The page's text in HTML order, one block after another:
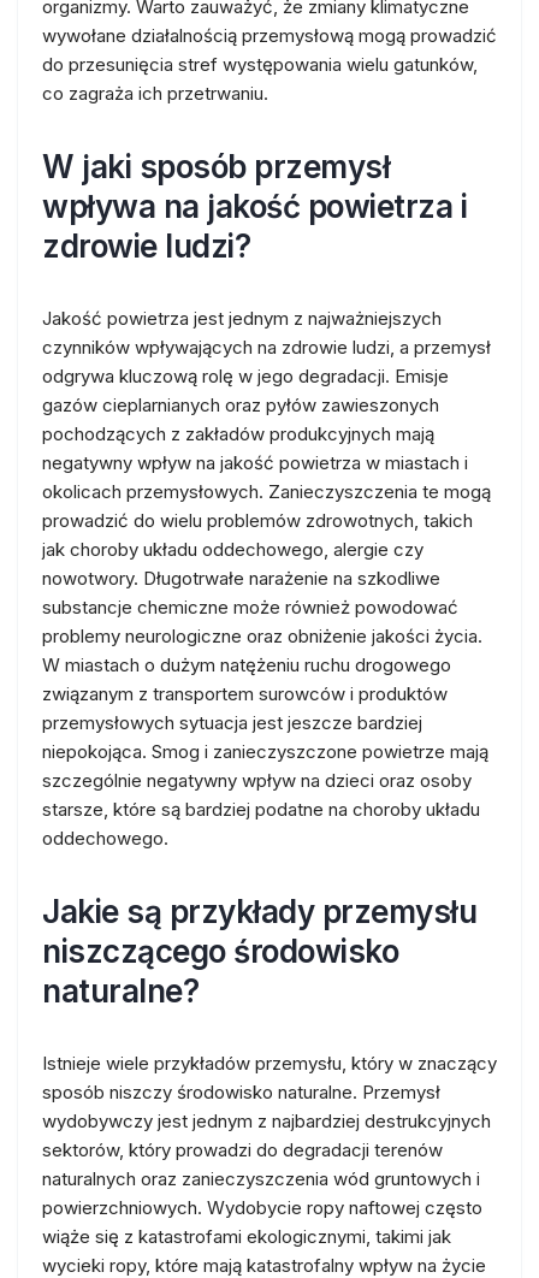
organizmy. Warto zauważyć, że zmiany klimatyczne
wywołane działalnością przemysłową mogą prowadzić
do przesunięcia stref występowania wielu gatunków,
co zagraża ich przetrwaniu.
W jaki sposób przemysł
wpływa na jakość powietrza i
zdrowie ludzi?
Jakość powietrza jest jednym z najważniejszych
czynników wpływających na zdrowie ludzi, a przemysł
odgrywa kluczową rolę w jego degradacji. Emisje
gazów cieplarnianych oraz pyłów zawieszonych
pochodzących z zakładów produkcyjnych mają
negatywny wpływ na jakość powietrza w miastach i
okolicach przemysłowych. Zanieczyszczenia te mogą
prowadzić do wielu problemów zdrowotnych, takich
jak choroby układu oddechowego, alergie czy
nowotwory. Długotrwałe narażenie na szkodliwe
substancje chemiczne może również powodować
problemy neurologiczne oraz obniżenie jakości życia.
W miastach o dużym natężeniu ruchu drogowego
związanym z transportem surowców i produktów
przemysłowych sytuacja jest jeszcze bardziej
niepokojąca. Smog i zanieczyszczone powietrze mają
szczególnie negatywny wpływ na dzieci oraz osoby
starsze, które są bardziej podatne na choroby układu
oddechowego.
Jakie są przykłady przemysłu
niszczącego środowisko
naturalne?
Istnieje wiele przykładów przemysłu, który w znaczący
sposób niszczy środowisko naturalne. Przemysł
wydobywczy jest jednym z najbardziej destrukcyjnych
sektorów, który prowadzi do degradacji terenów
naturalnych oraz zanieczyszczenia wód gruntowych i
powierzchniowych. Wydobycie ropy naftowej często
wiąże się z katastrofami ekologicznymi, takimi jak
wycieki ropy, które mają katastrofalny wpływ na życie